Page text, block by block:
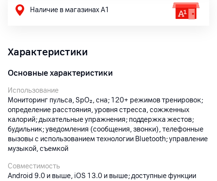
Наличие в магазинах А1
Характеристики
Основные характеристики
Использование
Мониторинг пульса, SpO₂, сна; 120+ режимов тренировок;
определение расстояния, уровня стресса, сожженных
калорий; дыхательные упражнения; поддержка жестов;
будильник; уведомления (сообщения, звонки), телефонные
вызовы с использованием технологии Bluetooth; управление
музыкой, съемкой
Совместимость
Android 9.0 и выше, iOS 13.0 и выше; доступные функции